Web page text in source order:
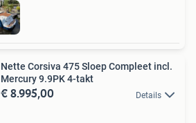
Nette Corsiva 475 Sloep Compleet incl.
Mercury 9.9PK 4-takt
€ 8.995,00 Details